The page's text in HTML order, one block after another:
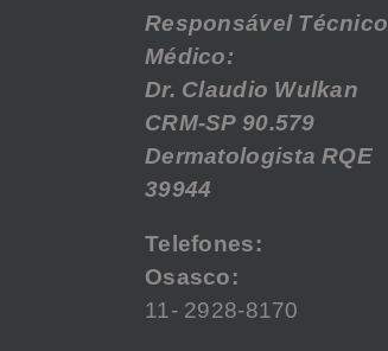
Responsável Técnico
Médico:
Dr. Claudio Wulkan
CRM-SP 90.579
Dermatologista RQE
39944
Telefones:
Osasco:
11- 2928-8170